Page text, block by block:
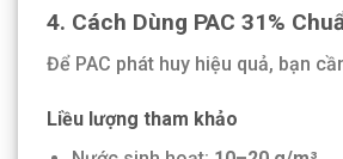
4. Cách Dùng PAC 31%
Để PAC phát huy hiệu quả, bạn
Liều lượng tham khảo